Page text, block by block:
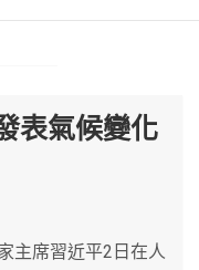
表氣候變化
主席習近平2日在人